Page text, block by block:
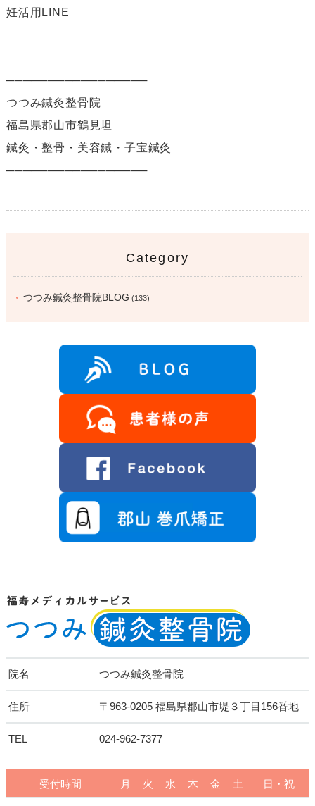
妊活用LINE
─────────────────
つつみ鍼灸整骨院
福島県郡山市鶴見坦
鍼灸・整骨・美容鍼・子宝鍼灸
─────────────────
Category
つつみ鍼灸整骨院BLOG (133)
院名 つつみ鍼灸整骨院
住所 〒963-0205 福島県郡山市堤３丁目156番地
TEL 024-962-7377
受付時間 月 火 水 木 金 土 日・祝